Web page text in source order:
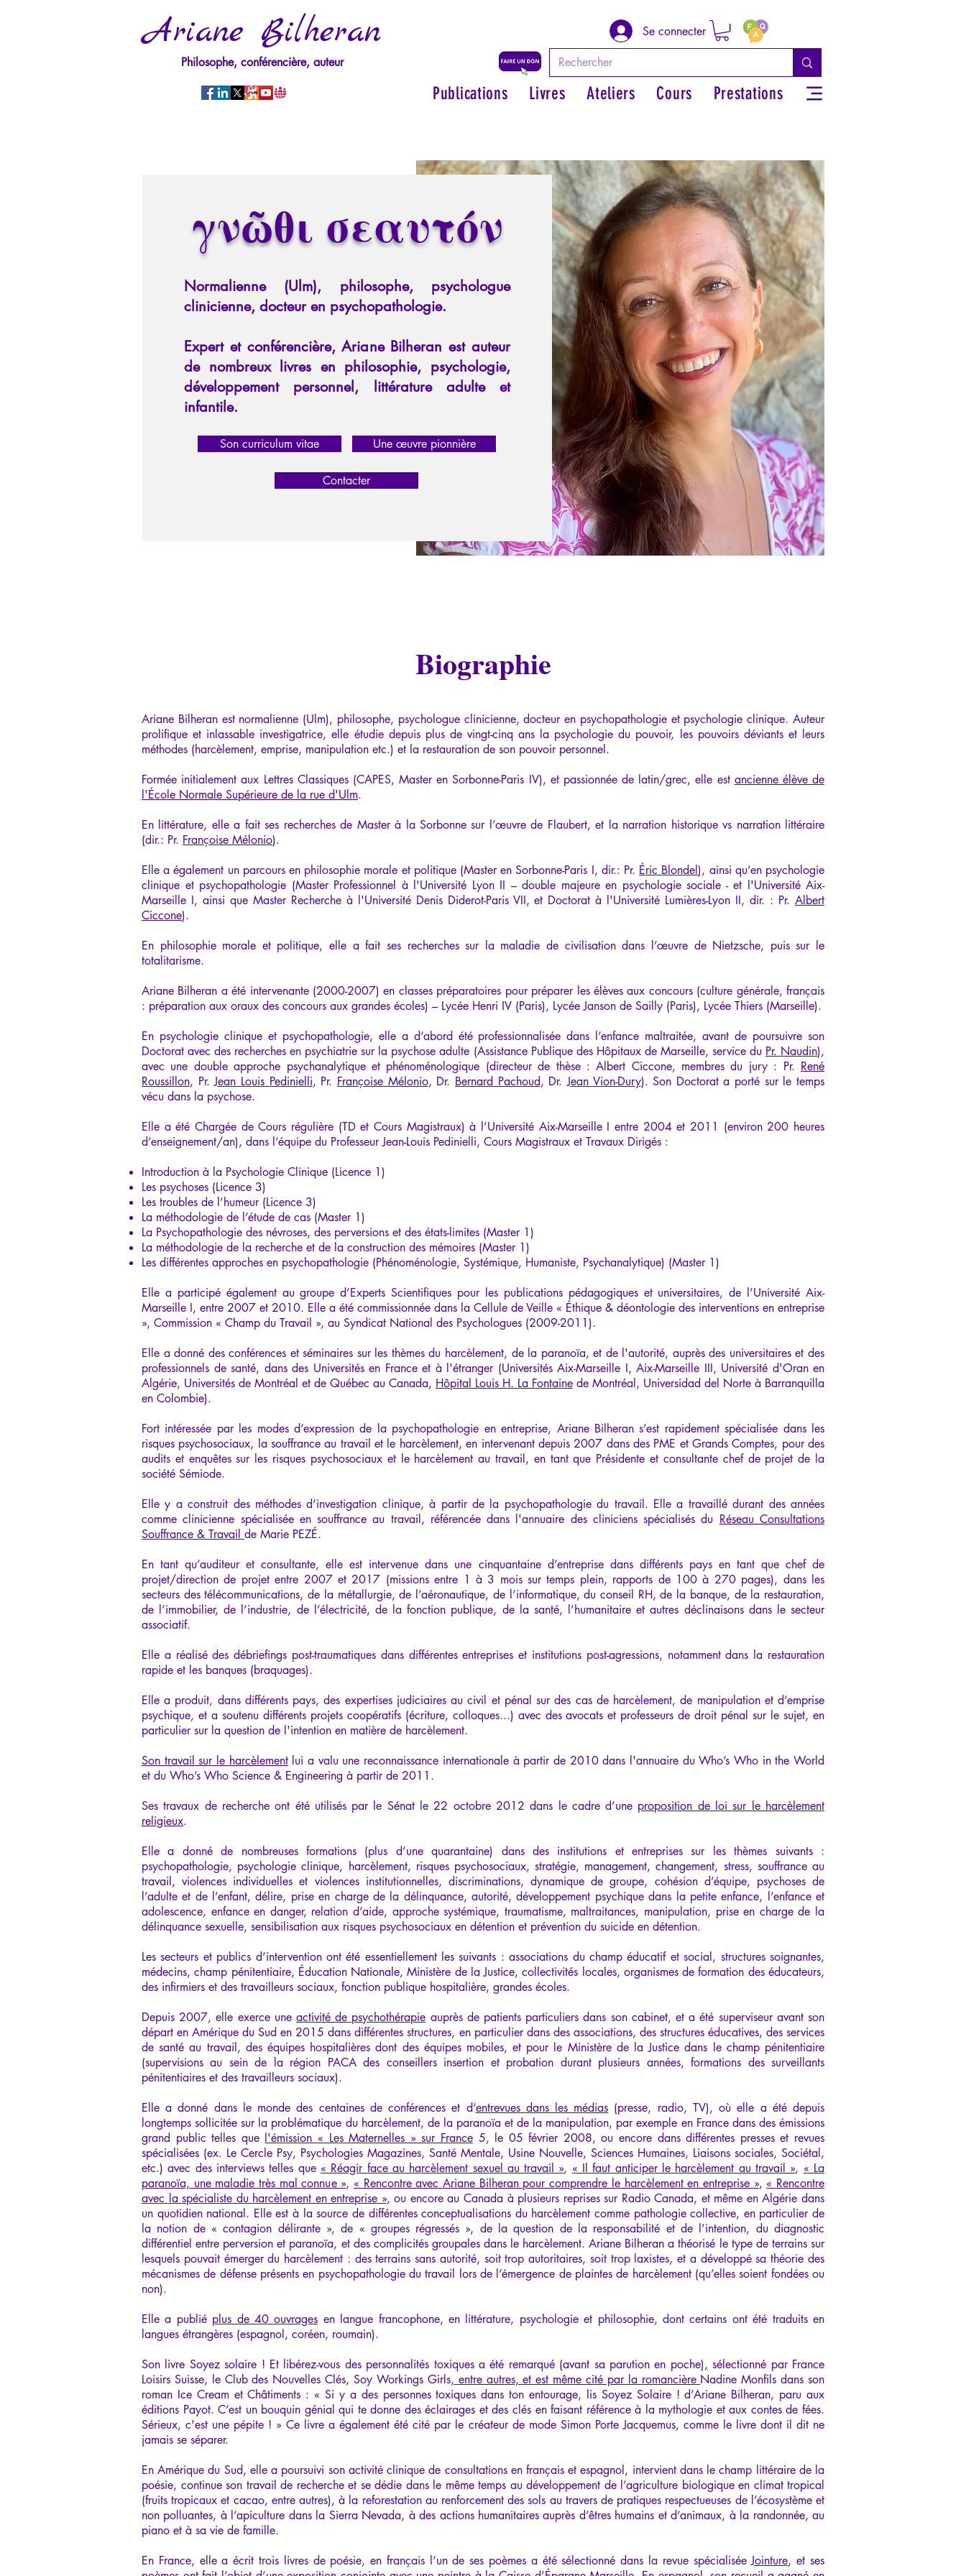
Ariane Bilheran
Philosophe, conférencière, auteur
Se connecter
Publications Livres Ateliers Cours Prestations
γνῶθι σεαυτόν
Normalienne (Ulm), philosophe, psychologue
clinicienne, docteur en psychopathologie.
Expert et conférencière, Ariane Bilheran est auteur
de nombreux livres en philosophie, psychologie,
développement personnel, littérature adulte et
infantile.
Son curriculum vitae Une œuvre pionnière
Contacter
Biographie
Ariane Bilheran est normalienne (Ulm), philosophe, psychologue clinicienne, docteur en psychopathologie et psychologie clinique. Auteur
prolifique et inlassable investigatrice, elle étudie depuis plus de vingt-cinq ans la psychologie du pouvoir, les pouvoirs déviants et leurs
méthodes (harcèlement, emprise, manipulation etc.) et la restauration de son pouvoir personnel.
Formée initialement aux Lettres Classiques (CAPES, Master en Sorbonne-Paris IV), et passionnée de latin/grec, elle est ancienne élève de
l'École Normale Supérieure de la rue d'Ulm.
En littérature, elle a fait ses recherches de Master à la Sorbonne sur l’œuvre de Flaubert, et la narration historique vs narration littéraire
(dir.: Pr. Françoise Mélonio).
Elle a également un parcours en philosophie morale et politique (Master en Sorbonne-Paris I, dir.: Pr. Éric Blondel), ainsi qu’en psychologie
clinique et psychopathologie (Master Professionnel à l'Université Lyon II – double majeure en psychologie sociale - et l'Université Aix-
Marseille I, ainsi que Master Recherche à l'Université Denis Diderot-Paris VII, et Doctorat à l'Université Lumières-Lyon II, dir. : Pr. Albert
Ciccone).
En philosophie morale et politique, elle a fait ses recherches sur la maladie de civilisation dans l’œuvre de Nietzsche, puis sur le
totalitarisme.
Ariane Bilheran a été intervenante (2000-2007) en classes préparatoires pour préparer les élèves aux concours (culture générale, français
: préparation aux oraux des concours aux grandes écoles) – Lycée Henri IV (Paris), Lycée Janson de Sailly (Paris), Lycée Thiers (Marseille).
En psychologie clinique et psychopathologie, elle a d’abord été professionnalisée dans l’enfance maltraitée, avant de poursuivre son
Doctorat avec des recherches en psychiatrie sur la psychose adulte (Assistance Publique des Hôpitaux de Marseille, service du Pr. Naudin),
avec une double approche psychanalytique et phénoménologique (directeur de thèse : Albert Ciccone, membres du jury : Pr. René
Roussillon, Pr.Jean Louis Pedinielli, Pr. Françoise Mélonio, Dr. Bernard Pachoud, Dr.Jean Vion-Dury). Son Doctorat a porté sur le temps
vécu dans la psychose.
Elle a été Chargée de Cours régulière (TD et Cours Magistraux) à l’Université Aix-Marseille I entre 2004 et 2011 (environ 200 heures
d’enseignement/an), dans l’équipe du Professeur Jean-Louis Pedinielli, Cours Magistraux et Travaux Dirigés :
Introduction à la Psychologie Clinique (Licence 1)​
Les psychoses (Licence 3)
Les troubles de l’humeur (Licence 3)
La méthodologie de l’étude de cas (Master 1)
La Psychopathologie des névroses, des perversions et des états-limites (Master 1)
La méthodologie de la recherche et de la construction des mémoires (Master 1)
Les différentes approches en psychopathologie (Phénoménologie, Systémique, Humaniste, Psychanalytique) (Master 1)
Elle a participé également au groupe d’Experts Scientifiques pour les publications pédagogiques et universitaires, de l’Université Aix-
Marseille I, entre 2007 et 2010. Elle a été commissionnée dans la Cellule de Veille « Éthique & déontologie des interventions en entreprise
», Commission « Champ du Travail », au Syndicat National des Psychologues (2009-2011).
Elle a donné des conférences et séminaires sur les thèmes du harcèlement, de la paranoïa, et de l'autorité, auprès des universitaires et des
professionnels de santé, dans des Universités en France et à l'étranger (Universités Aix-Marseille I, Aix-Marseille III, Université d'Oran en
Algérie, Universités de Montréal et de Québec au Canada, Hôpital Louis H. La Fontaine de Montréal, Universidad del Norte à Barranquilla
en Colombie).
Fort intéressée par les modes d’expression de la psychopathologie en entreprise, Ariane Bilheran s’est rapidement spécialisée dans les
risques psychosociaux, la souffrance au travail et le harcèlement, en intervenant depuis 2007 dans des PME et Grands Comptes, pour des
audits et enquêtes sur les risques psychosociaux et le harcèlement au travail, en tant que Présidente et consultante chef de projet de la
société Sémiode.
Elle y a construit des méthodes d’investigation clinique, à partir de la psychopathologie du travail. Elle a travaillé durant des années
comme clinicienne spécialisée en souffrance au travail, référencée dans l'annuaire des cliniciens spécialisés du Réseau Consultations
Souffrance & Travail de Marie PEZÉ.
En tant qu’auditeur et consultante, elle est intervenue dans une cinquantaine d’entreprise dans différents pays en tant que chef de
projet/direction de projet entre 2007 et 2017 (missions entre 1 à 3 mois sur temps plein, rapports de 100 à 270 pages), dans les
secteurs des télécommunications, de la métallurgie, de l’aéronautique, de l’informatique, du conseil RH, de la banque, de la restauration,
de l’immobilier, de l’industrie, de l’électricité, de la fonction publique, de la santé, l’humanitaire et autres déclinaisons dans le secteur
associatif.
Elle a réalisé des débriefings post-traumatiques dans différentes entreprises et institutions post-agressions, notamment dans la restauration
rapide et les banques (braquages).
Elle a produit, dans différents pays, des expertises judiciaires au civil et pénal sur des cas de harcèlement, de manipulation et d’emprise
psychique, et a soutenu différents projets coopératifs (écriture, colloques...) avec des avocats et professeurs de droit pénal sur le sujet, en
particulier sur la question de l'intention en matière de harcèlement.
Son travail sur le harcèlementlui a valu une reconnaissance internationale à partir de 2010 dans l'annuaire du Who’s Who in the World
et du Who’s Who Science & Engineering à partir de 2011.
Ses travaux de recherche ont été utilisés par le Sénat le 22 octobre 2012 dans le cadre d’une proposition de loi sur le harcèlement
religieux.
Elle a donné de nombreuses formations (plus d’une quarantaine) dans des institutions et entreprises sur les thèmes suivants :
psychopathologie, psychologie clinique, harcèlement, risques psychosociaux, stratégie, management, changement, stress, souffrance au
travail, violences individuelles et violences institutionnelles, discriminations, dynamique de groupe, cohésion d’équipe, psychoses de
l’adulte et de l’enfant, délire, prise en charge de la délinquance, autorité, développement psychique dans la petite enfance, l’enfance et
adolescence, enfance en danger, relation d’aide, approche systémique, traumatisme, maltraitances, manipulation, prise en charge de la
délinquance sexuelle, sensibilisation aux risques psychosociaux en détention et prévention du suicide en détention.
Les secteurs et publics d’intervention ont été essentiellement les suivants : associations du champ éducatif et social, structures soignantes,
médecins, champ pénitentiaire, Éducation Nationale, Ministère de la Justice, collectivités locales, organismes de formation des éducateurs,
des infirmiers et des travailleurs sociaux, fonction publique hospitalière, grandes écoles.
Depuis 2007, elle exerce une activité de psychothérapie auprès de patients particuliers dans son cabinet, et a été superviseur avant son
départ en Amérique du Sud en 2015 dans différentes structures, en particulier dans des associations, des structures éducatives, des services
de santé au travail, des équipes hospitalières dont des équipes mobiles, et pour le Ministère de la Justice dans le champ pénitentiaire
(supervisions au sein de la région PACA des conseillers insertion et probation durant plusieurs années, formations des surveillants
pénitentiaires et des travailleurs sociaux).
Elle a donné dans le monde des centaines de conférences et d’entrevues dans les médias (presse, radio, TV), où elle a été depuis
longtemps sollicitée sur la problématique du harcèlement, de la paranoïa et de la manipulation, par exemple en France dans des émissions
grand public telles que l'émission « Les Maternelles » sur France5, le 05 février 2008, ou encore dans différentes presses et revues
spécialisées (ex. Le Cercle Psy, Psychologies Magazines, Santé Mentale, Usine Nouvelle, Sciences Humaines, Liaisons sociales, Sociétal,
etc.) avec des interviews telles que « Réagir face au harcèlement sexuel au travail », « Il faut anticiper le harcèlement au travail », « La
paranoïa, une maladie très mal connue », « Rencontre avec Ariane Bilheran pour comprendre le harcèlement en entreprise », « Rencontre
avec la spécialiste du harcèlement en entreprise », ou encore au Canada à plusieurs reprises sur Radio Canada, et même en Algérie dans
un quotidien national. Elle est à la source de différentes conceptualisations du harcèlement comme pathologie collective, en particulier de
la notion de « contagion délirante », de « groupes régressés », de la question de la responsabilité et de l’intention, du diagnostic
différentiel entre perversion et paranoïa, et des complicités groupales dans le harcèlement. Ariane Bilheran a théorisé le type de terrains sur
lesquels pouvait émerger du harcèlement : des terrains sans autorité, soit trop autoritaires, soit trop laxistes, et a développé sa théorie des
mécanismes de défense présents en psychopathologie du travail lors de l’émergence de plaintes de harcèlement (qu’elles soient fondées ou
non).
Elle a publié plus de 40 ouvrages en langue francophone, en littérature, psychologie et philosophie, dont certains ont été traduits en
langues étrangères (espagnol, coréen, roumain).
Son livre Soyez solaire ! Et libérez-vous des personnalités toxiques a été remarqué (avant sa parution en poche), sélectionné par France
Loisirs Suisse, le Club des Nouvelles Clés, Soy Workings Girls, entre autres, et est même cité par la romancière Nadine Monfils dans son
roman Ice Cream et Châtiments : « Si y a des personnes toxiques dans ton entourage, lis Soyez Solaire ! d’Ariane Bilheran, paru aux
éditions Payot. C’est un bouquin génial qui te donne des éclairages et des clés en faisant référence à la mythologie et aux contes de fées.
Sérieux, c'est une pépite ! » Ce livre a également été cité par le créateur de mode Simon Porte Jacquemus, comme le livre dont il dit ne
jamais se séparer.
En Amérique du Sud, elle a poursuivi son activité clinique de consultations en français et espagnol, intervient dans le champ littéraire de la
poésie, continue son travail de recherche et se dédie dans le même temps au développement de l’agriculture biologique en climat tropical
(fruits tropicaux et cacao, entre autres), à la reforestation au renforcement des sols au travers de pratiques respectueuses de l’écosystème et
non polluantes, à l’apiculture dans la Sierra Nevada, à des actions humanitaires auprès d’êtres humains et d’animaux, à la randonnée, au
piano et à sa vie de famille.
​En France, elle a écrit trois livres de poésie, en français l’un de ses poèmes a été sélectionné dans la revue spécialiséeJointure, et ses